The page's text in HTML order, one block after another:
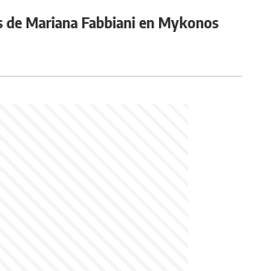
de Mariana Fabbiani en Mykonos